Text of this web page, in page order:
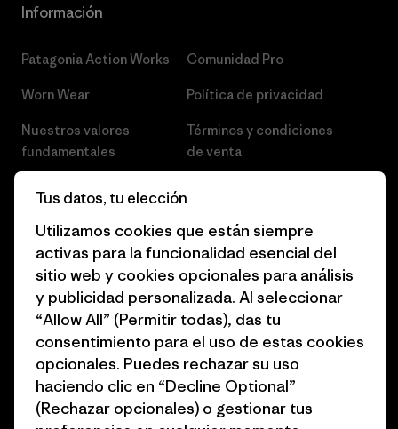
Información
Patagonia Action Works
Worn Wear
Nuestros valores
fundamentales
Business Unusual
Objetivos climáticos
1% for the Planet
Cómo financiamos
Tarjetas regalo
Encuentra una tienda
Comunidad Pro
Política de privacidad
Términos y condiciones
de venta
Empleo
Prensa
Programa para profesionales
del sector
Programa de afiliados
Mapa del sitio Patagonia
España
Tus datos, tu elección
Utilizamos cookies que están siempre
activas para la funcionalidad esencial del
sitio web y cookies opcionales para análisis
y publicidad personalizada. Al seleccionar
“Allow All” (Permitir todas), das tu
consentimiento para el uso de estas cookies
opcionales. Puedes rechazar su uso
haciendo clic en “Decline Optional”
(Rechazar opcionales) o gestionar tus